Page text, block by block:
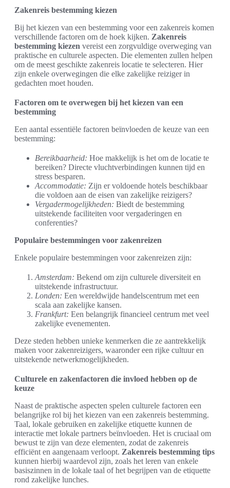
Zakenreis bestemming kiezen
Bij het kiezen van een bestemming voor een zakenreis komen
verschillende factoren om de hoek kijken. Zakenreis
bestemming kiezen vereist een zorgvuldige overweging van
praktische en culturele aspecten. Die elementen zullen helpen
om de meest geschikte zakenreis locatie te selecteren. Hier
zijn enkele overwegingen die elke zakelijke reiziger in
gedachten moet houden.
Factoren om te overwegen bij het kiezen van een
bestemming
Een aantal essentiële factoren beïnvloeden de keuze van een
bestemming:
Bereikbaarheid: Hoe makkelijk is het om de locatie te
bereiken? Directe vluchtverbindingen kunnen tijd en
stress besparen.
Accommodatie: Zijn er voldoende hotels beschikbaar
die voldoen aan de eisen van zakelijke reizigers?
Vergadermogelijkheden: Biedt de bestemming
uitstekende faciliteiten voor vergaderingen en
conferenties?
Populaire bestemmingen voor zakenreizen
Enkele populaire bestemmingen voor zakenreizen zijn:
Amsterdam: Bekend om zijn culturele diversiteit en
uitstekende infrastructuur.
Londen: Een wereldwijde handelscentrum met een
scala aan zakelijke kansen.
Frankfurt: Een belangrijk financieel centrum met veel
zakelijke evenementen.
Deze steden hebben unieke kenmerken die ze aantrekkelijk
maken voor zakenreizigers, waaronder een rijke cultuur en
uitstekende netwerkmogelijkheden.
Culturele en zakenfactoren die invloed hebben op de
keuze
Naast de praktische aspecten spelen culturele factoren een
belangrijke rol bij het kiezen van een zakenreis bestemming.
Taal, lokale gebruiken en zakelijke etiquette kunnen de
interactie met lokale partners beïnvloeden. Het is cruciaal om
bewust te zijn van deze elementen, zodat de zakenreis
efficiënt en aangenaam verloopt. Zakenreis bestemming tips
kunnen hierbij waardevol zijn, zoals het leren van enkele
basiszinnen in de lokale taal of het begrijpen van de etiquette
rond zakelijke lunches.